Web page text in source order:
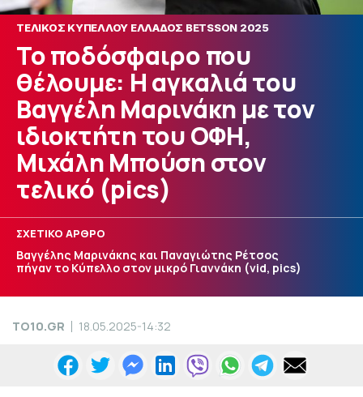
ΤΕΛΙΚΟΣ ΚΥΠΕΛΛΟΥ ΕΛΛΑΔΟΣ BETSSON 2025
Το ποδόσφαιρο που
θέλουμε: Η αγκαλιά του
Βαγγέλη Μαρινάκη με τον
ιδιοκτήτη του ΟΦΗ,
Μιχάλη Μπούση στον
τελικό (pics)
ΣΧΕΤΙΚΟ ΑΡΘΡΟ
Βαγγέλης Μαρινάκης και Παναγιώτης Ρέτσος
πήγαν το Κύπελλο στον μικρό Γιαννάκη (vid, pics)
TO10.GR 18.05.2025-14:32